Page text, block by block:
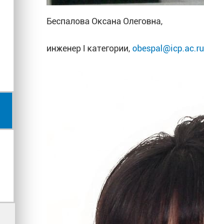
Беспалова Оксана Олеговна,
инженер I категории,obespal@icp.ac.ru